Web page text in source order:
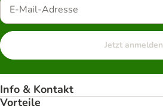
Jetzt anmelden
Info & Kontakt
Vorteile